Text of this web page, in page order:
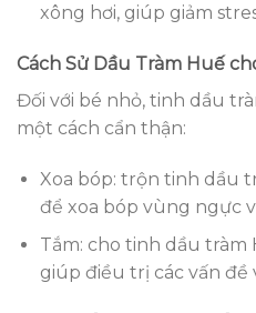
xông hơi, giúp giảm
Cách Sử Dầu Tràm Huế
Đối với bé nhỏ, tinh dầu
một cách cẩn thận:
Xoa bóp: trộn tinh dầu
để xoa bóp vùng ngực
Tắm: cho tinh dầu tràm
giúp điều trị các vấn đề